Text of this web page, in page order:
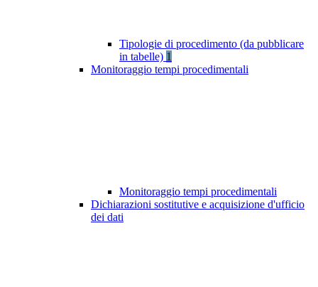
Tipologie di procedimento (da pubblicare
in tabelle) 1
Monitoraggio tempi procedimentali
Monitoraggio tempi procedimentali
Dichiarazioni sostitutive e acquisizione d'ufficio
dei dati